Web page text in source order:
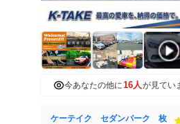
今あなたの他に16人が見てい
ケーテイク セダンパーク 枚